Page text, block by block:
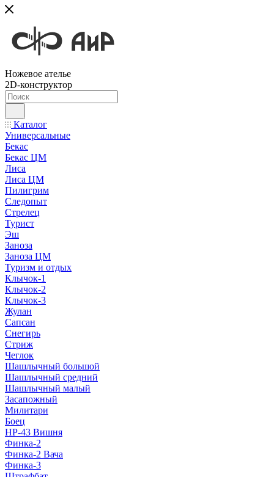
Ножевое ателье
2D-конструктор
Каталог
Универсальные
Бекас
Бекас ЦМ
Лиса
Лиса ЦМ
Пилигрим
Следопыт
Стрелец
Турист
Эш
Заноза
Заноза ЦМ
Туризм и отдых
Клычок-1
Клычок-2
Клычок-3
Жулан
Сапсан
Снегирь
Стриж
Чеглок
Шашлычный большой
Шашлычный средний
Шашлычный малый
Засапожный
Милитари
Боец
НР-43 Вишня
Финка-2
Финка-2 Вача
Финка-3